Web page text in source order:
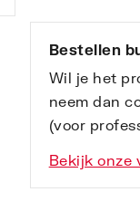
Bestellen
Wil je het
neem dan
(voor
Bekijk onze